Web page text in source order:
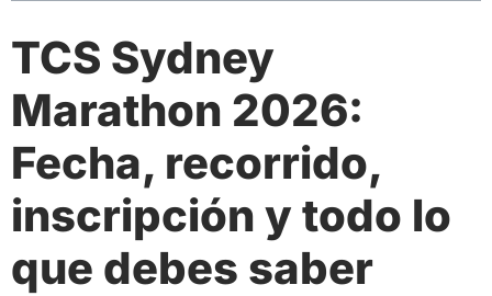
TCS Sydney
Marathon 2026:
Fecha, recorrido,
inscripción y todo lo
que debes saber